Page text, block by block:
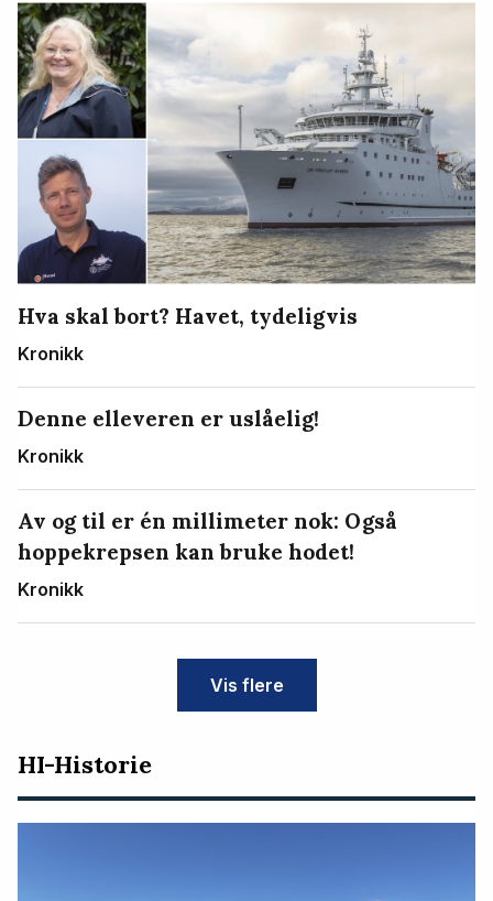
Hva skal bort? Havet, tydeligvis
Kronikk
Denne elleveren er uslåelig!
Kronikk
Av og til er én millimeter nok: Også
hoppekrepsen kan bruke hodet!
Kronikk
Vis flere
HI-Historie